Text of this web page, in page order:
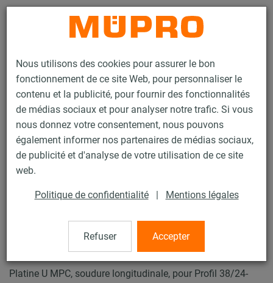
Nous utilisons des cookies pour assurer le bon
fonctionnement de ce site Web, pour personnaliser le
contenu et la publicité, pour fournir des fonctionnalités
de médias sociaux et pour analyser notre trafic. Si vous
nous donnez votre consentement, nous pouvons
également informer nos partenaires de médias sociaux,
de publicité et d'analyse de votre utilisation de ce site
web.
Politique de confidentialité | Mentions légales
Refuser Accepter
Contact
Produits Technique de fixation
Fixation de gaines
Rails d'installation pour la fixation de gaines
Rails d’installation MPC (plage de charge légère à moyenne)
Platine U MPC
27 / 63
Platine U MPC
Platine U MPC, soudure longitudinale, pour Profil 38/24-